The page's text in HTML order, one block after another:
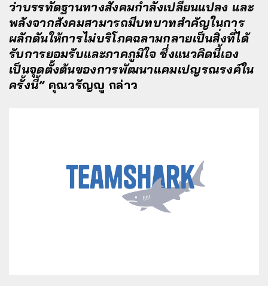
ว่าบรรทัดฐานทางสังคมกำลังเปลี่ยนแปลง และ
พลังจากสังคมสามารถมีบทบาทสำคัญในการ
ผลักดันให้การไม่บริโภคฉลามกลายเป็นสิ่งที่ได้
รับการยอมรับและภาคภูมิใจ ซึ่งแนวคิดนี้เอง
เป็นจุดตั้งต้นของการพัฒนาแคมเปญรณรงค์ใน
ครั้งนี้” คุณวรัญญู กล่าว